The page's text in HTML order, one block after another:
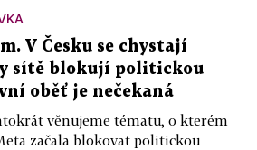
V Česku se chystají
sítě blokují politickou
oběť je nečekaná
věnujeme tématu, o kterém
začala blokovat politickou